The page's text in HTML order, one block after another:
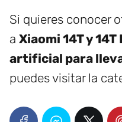
Si quieres conocer
a Xiaomi 14T y
artificial para
puedes visitar la